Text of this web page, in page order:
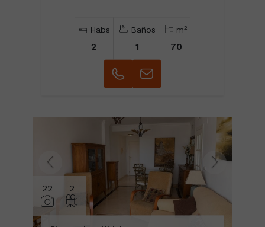
Habs
2
Baños
1
m2
70
22 2